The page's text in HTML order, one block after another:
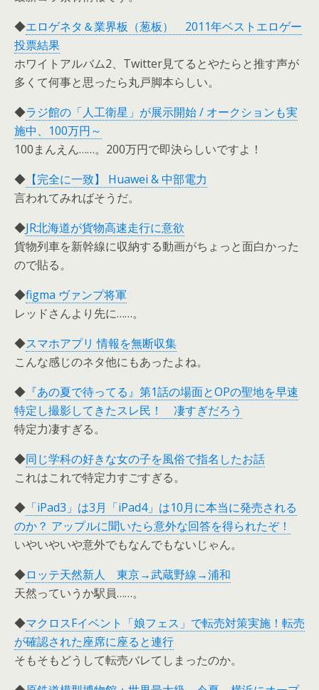
◆エロゲネタ＆業界板（葱板） 2011年ベストエロゲー
投票結果
ホワイトアルバム2、Twitter見てるとやたらと推す声が
多くて何事と思ったら丸戸脚本らしい。
◆ラジ館の「人工衛星」が展示開始 / オークションも実
施中、100万円～
100まんえん……。200万円で即決らしいですよ！
◆ 【完全に一致】 Huawei & 中部電力
言われてみればそうだ。
◆JR北海道が貨物高速走行に意欲
貨物列車を新幹線に収納する動画がちょっと面白かった
ので貼る。
◆figma ヴァンプ将軍
レッドさんより先に……。
◆スマホアプリ 情報を無断収集
こんな感じのネタ他にもあったよね。
◆ 『あの夏で待ってる』第1話の場面とOPの聖地を早速
特定し撮影してきたスレ民！ 凄すぎだろう
特定力凄すぎる。
◆同じ学科の好きな女の子を風俗で指名したお話
これはこれで特定力すごすぎる。
◆ 「iPad3」は3月「iPad4」は10月に本当に発売される
のか？ アップルに聞いたら意外な回答を得られたぞ！
いやいやいや意外でもなんでもないじゃん。
◆ロッテ天然新人 東京→武蔵野線→浦和
天然っていうか駅員……。
◆マクロスFイベント「娘フェス」で転売対策実施！転売
が確認された座席に座ると連行
そもそもどうして転売バレてしまったのか。